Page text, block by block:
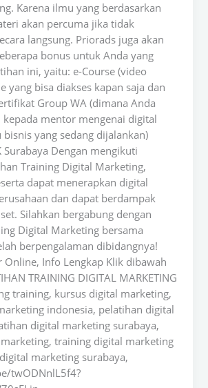
Karena ilmu yang berdasarkan
akan percuma jika tidak
langsung. Priorads juga akan
bonus untuk Anda yang
ini, yaitu: e-Course (video
yang bisa diakses kapan saja dan
Group WA (dimana Anda
kepada mentor mengenai digital
yang sedang dijalankan)
Surabaya Dengan mengikuti
Training Digital Marketing,
dapat menerapkan digital
dan dapat berdampak
Silahkan bergabung dengan
Digital Marketing bersama
berpengalaman dibidangnya!
Online, Info Lengkap Klik dibawah
TRAINING DIGITAL MARKETING
training, kursus digital marketing,
indonesia, pelatihan digital
digital marketing surabaya,
training digital marketing
marketing surabaya,
twODNnlL5f4?